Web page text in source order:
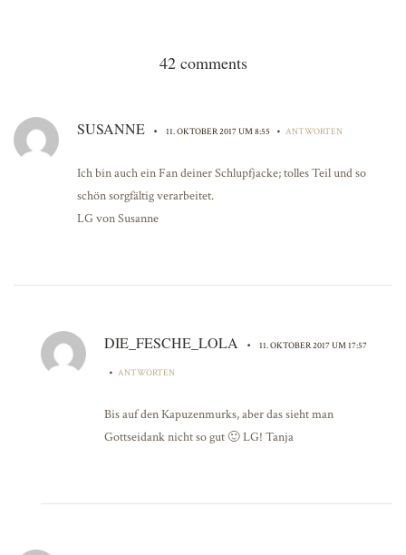
42 comments
SUSANNE • 11. OKTOBER 2017 UM 8:55 • ANTWORTEN
Ich bin auch ein Fan deiner Schlupfjacke; tolles Teil und so
schön sorgfältig verarbeitet.
LG von Susanne
DIE_FESCHE_LOLA • 11. OKTOBER 2017 UM 17:57
• ANTWORTEN
Bis auf den Kapuzenmurks, aber das sieht man
Gottseidank nicht so gut 🙂 LG! Tanja